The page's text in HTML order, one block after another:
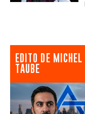
EDITO DE MICHEL
TAUBE